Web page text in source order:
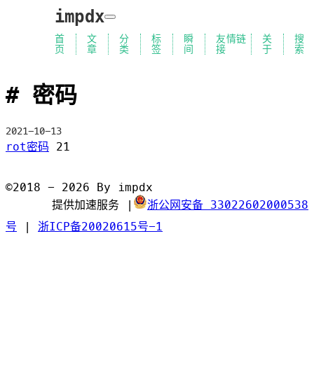
impdx
首
页
文
章
分
类
标
签
瞬
间
友情链
接
关
于
搜
索
密码
2021-10-13
rot密码 21
©2018 - 2026 By impdx
提供加速服务 |
浙公网安备 33022602000538
号 | 浙ICP备20020615号-1